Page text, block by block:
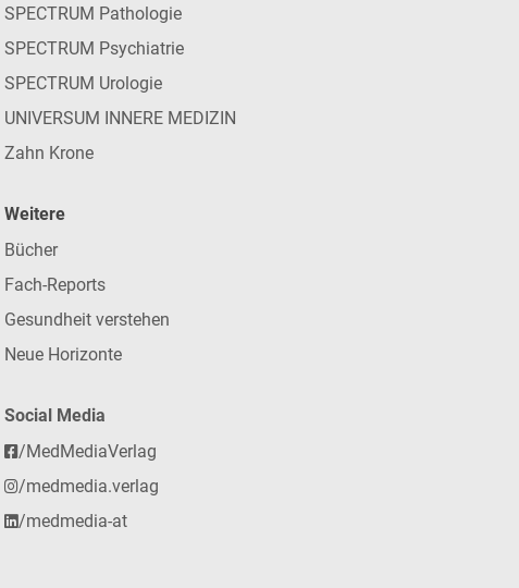
SPECTRUM Pathologie
SPECTRUM Psychiatrie
SPECTRUM Urologie
UNIVERSUM INNERE MEDIZIN
Zahn Krone
Weitere
Bücher
Fach-Reports
Gesundheit verstehen
Neue Horizonte
Social Media
/MedMediaVerlag
/medmedia.verlag
/medmedia-at